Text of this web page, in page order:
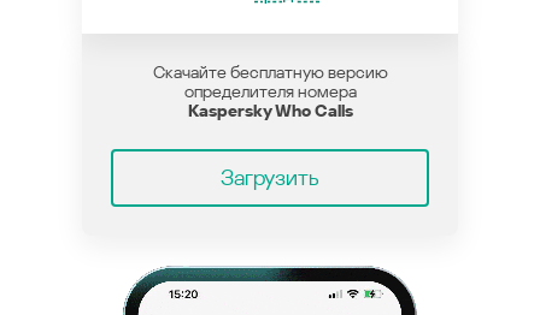
Скачайте бесплатную версию
определителя номера
Kaspersky Who Calls
Загрузить